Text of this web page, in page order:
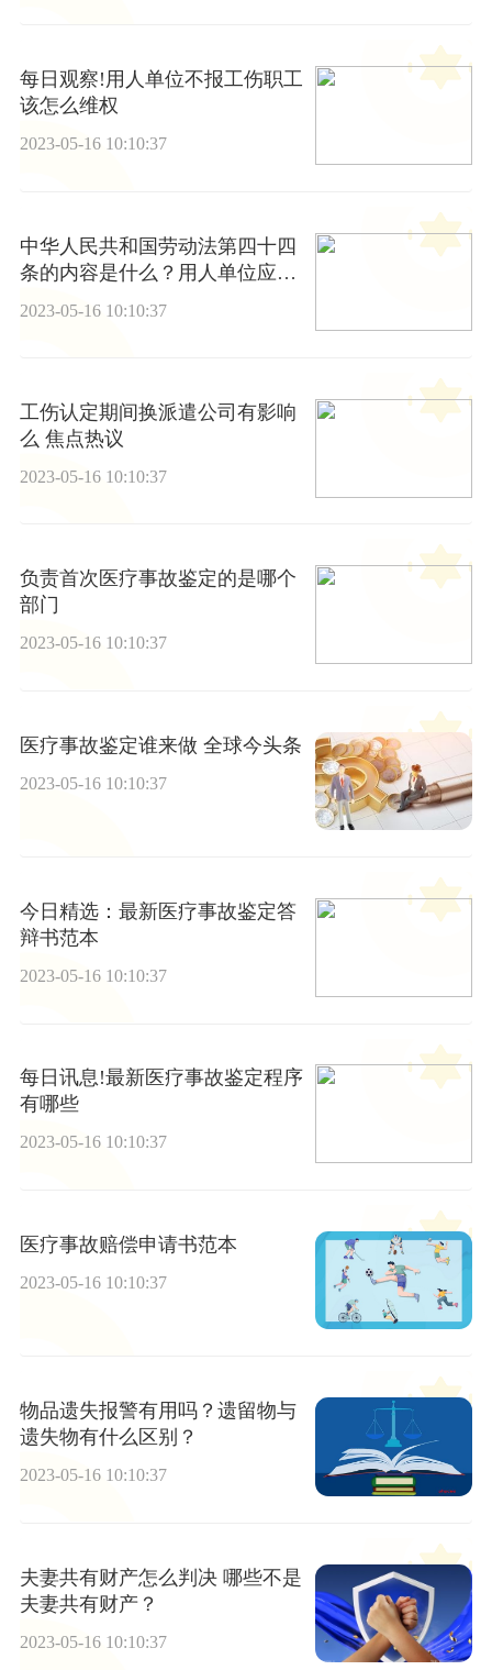
每日观察!用人单位不报工伤职工
该怎么维权
2023-05-16 10:10:37
中华人民共和国劳动法第四十四
条的内容是什么？用人单位应当
2023-05-16 10:10:37
工伤认定期间换派遣公司有影响
么 焦点热议
2023-05-16 10:10:37
负责首次医疗事故鉴定的是哪个
部门
2023-05-16 10:10:37
医疗事故鉴定谁来做 全球今头条
2023-05-16 10:10:37
今日精选：最新医疗事故鉴定答
辩书范本
2023-05-16 10:10:37
每日讯息!最新医疗事故鉴定程序
有哪些
2023-05-16 10:10:37
医疗事故赔偿申请书范本
2023-05-16 10:10:37
物品遗失报警有用吗？遗留物与
遗失物有什么区别？
2023-05-16 10:10:37
夫妻共有财产怎么判决 哪些不是
夫妻共有财产？
2023-05-16 10:10:37